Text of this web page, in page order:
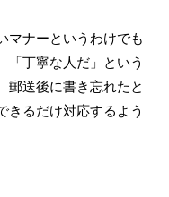
マナーというわけでも
「丁寧な人だ」という
郵送後に書き忘れたと
きるだけ対応するよう